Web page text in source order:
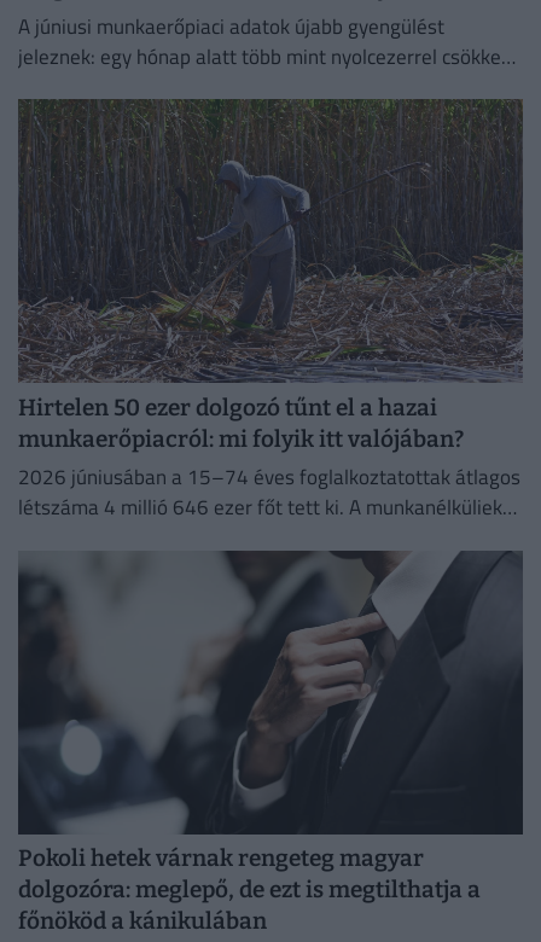
A júniusi munkaerőpiaci adatok újabb gyengülést
jeleznek: egy hónap alatt több mint nyolcezerrel csökkent
Hirtelen 50 ezer dolgozó tűnt el a hazai
munkaerőpiacról: mi folyik itt valójában?
2026 júniusában a 15–74 éves foglalkoztatottak átlagos
létszáma 4 millió 646 ezer főt tett ki. A munkanélküliek
Pokoli hetek várnak rengeteg magyar
dolgozóra: meglepő, de ezt is megtilthatja a
főnököd a kánikulában